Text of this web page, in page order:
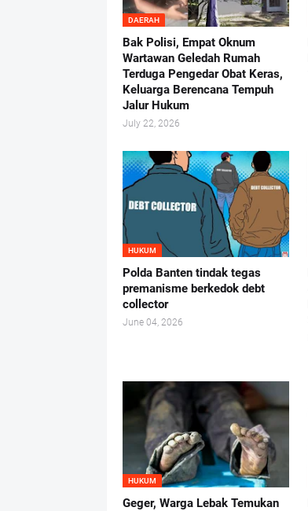
DAERAH
Bak Polisi, Empat Oknum
Wartawan Geledah Rumah
Terduga Pengedar Obat Keras,
Keluarga Berencana Tempuh
Jalur Hukum
July 22, 2026
HUKUM
Polda Banten tindak tegas
premanisme berkedok debt
collector
June 04, 2026
HUKUM
Geger, Warga Lebak Temukan